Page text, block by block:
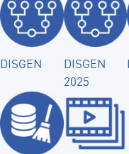
DISGEN
DISGEN
2025